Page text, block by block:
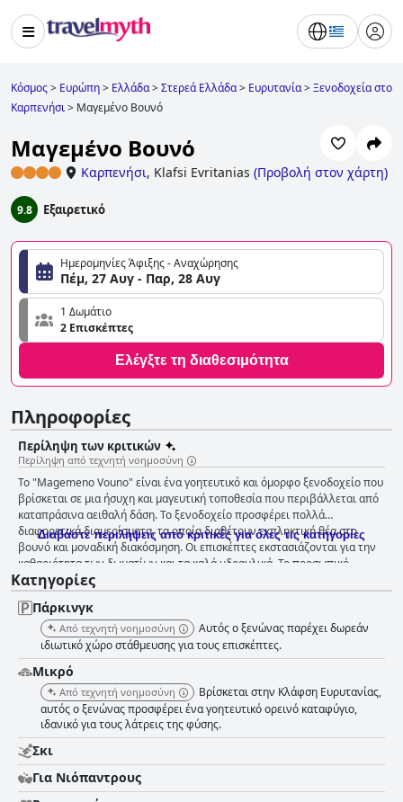
Κόσμος> Ευρώπη> Ελλάδα>Στερεά Ελλάδα> Ευρυτανία>Ξενοδοχεία στο
Καρπενήσι> Μαγεμένο Βουνό
Μαγεμένο Βουνό
Καρπενήσι, Klafsi Evritanias (Προβολή στον χάρτη)
9.8 Εξαιρετικό
Ημερομηνίες Άφιξης - Αναχώρησης
Πέμ, 27 Αυγ - Παρ, 28 Αυγ
1 Δωμάτιο
2 Επισκέπτες
Ελέγξτε τη διαθεσιμότητα
Πληροφορίες
Περίληψη των κριτικών
Περίληψη από τεχνητή νοημοσύνη
Το "Magemeno Vouno" είναι ένα γοητευτικό και όμορφο ξενοδοχείο που
βρίσκεται σε μια ήσυχη και μαγευτική τοποθεσία που περιβάλλεται από
καταπράσινα αειθαλή δάση. Το ξενοδοχείο προσφέρει πολλά
διαφορετικά διαμερίσματα, τα οποία διαθέτουν εκπληκτική θέα στο
βουνό και μοναδική διακόσμηση. Οι επισκέπτες εκστασιάζονται για την
καθαριότητα των δωματίων και τα καλά υδραυλικά. Το προσωπικό,
συμπεριλαμβανομένων των οικοδέσποινων Evelyn, Ευαγγελία και
Ρούλα, επαινούνται ιδιαίτερα για την ευγενική και φιλόξενη φύση τους,
τον επαγγελματισμό και την εξυπηρετικότητά τους. Το πρωινό είναι ένα
must-try με σπιτικά γλυκά και διάφορα είδη αυγών και φτιάχνεται με
γνώμονα τα πρωτόκολλα υγιεινής. Η τοποθεσία είναι απολύτως
μαγευτική, προσφέροντας μια πραγματικά αξέχαστη εμπειρία. Συνολικά,
οι επισκέπτες του "Magemeno Vouno" περιγράφουν την εμπειρία τους
ως υπέροχη, άνετη και εξαιρετικά καθαρή, τονίζοντας την ευγένεια και
τη χρησιμότητα του προσωπικού ως σημαντικό παράγοντα που
συνέβαλε στην ευχάριστη διαμονή τους.
Διαβάστε περιλήψεις από κριτικές για όλες τις κατηγορίες
Κατηγορίες
Πάρκινγκ
Από τεχνητή νοημοσύνη
Αυτός ο ξενώνας παρέχει δωρεάν
ιδιωτικό χώρο στάθμευσης για τους επισκέπτες.
Μικρό
Από τεχνητή νοημοσύνη
Βρίσκεται στην Κλάφση Ευρυτανίας,
αυτός ο ξενώνας προσφέρει ένα γοητευτικό ορεινό καταφύγιο,
ιδανικό για τους λάτρεις της φύσης.
Σκι
Για Νιόπαντρους